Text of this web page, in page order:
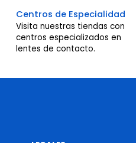
Centros de Especialidad
Visita nuestras tiendas con
centros especializados en
lentes de contacto.